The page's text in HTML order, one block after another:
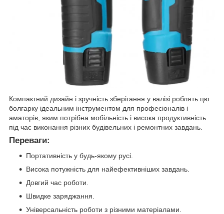
Компактний дизайн і зручність зберігання у валізі роблять цю
болгарку ідеальним інструментом для професіоналів і
аматорів, яким потрібна мобільність і висока продуктивність
під час виконання різних будівельних і ремонтних завдань.
Переваги:
Портативність у будь-якому русі.
Висока потужність для найефективніших завдань.
Довгий час роботи.
Швидке заряджання.
Універсальність роботи з різними матеріалами.